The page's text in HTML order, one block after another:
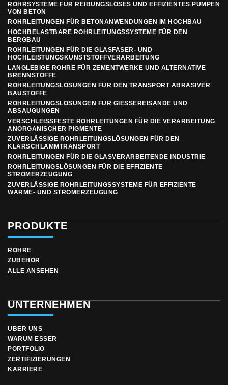
ROHRSYSTEME FÜR REIBUNGSLOSES UND EFFIZIENTES PUMPEN
VON BETON
ROHRLEITUNGEN FÜR BETONANWENDUNGEN IM HOCHBAU
HOCHBELASTBARE ROHRLEITUNGSSYSTEME FÜR DEN
BERGBAU
ROHRLEITUNGEN FÜR DIE GLASFASER- UND
HOCHLEISTUNGSKUNSTSTOFFVERARBEITUNG
LANGLEBIGE ROHRE FÜR ZEMENTWERKE UND ALTERNATIVE
BRENNSTOFFE
ROHRLEITUNGSLÖSUNGEN FÜR DEN TRANSPORT ABRASIVER
BAUSTOFFE
ROHRLEITUNGSLÖSUNGEN FÜR GIESSEREISANDE UND A
BSAUGUNGEN
VERSCHLEISSFESTE ROHRLEITUNGEN FÜR DIE VERARBEITUNG A
NORGANISCHER PIGMENTE
ZUVERLÄSSIGE ROHRLEITUNGSLÖSUNGEN FÜR DEN
KLÄRSCHLAMMTRANSPORT
ROHRLEITUNGEN FÜR DIE GLASVERARBEITENDE INDUSTRIE
ROHRLEITUNGSLÖSUNGEN FÜR DIE EFFIZIENTE
STROMERZEUGUNG
ZUVERLÄSSIGE ROHRLEITUNGSSYSTEME FÜR EFFIZIENTE
WÄRME- UND STROMERZEUGUNG
PRODUKTE
ROHRE
ZUBEHÖR
ALLE ANSEHEN
UNTERNEHMEN
ÜBER UNS
WARUM ESSER
PORTFOLIO
ZERTIFIZIERUNGEN
KARRIERE